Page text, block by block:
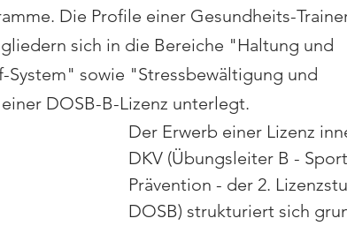
Die Profile einer Gesundheits-
sich in die Bereiche "Haltung und
System" sowie "Stressbewältigung und
DOSB-B-Lizenz unterlegt.
Der Erwerb einer Lizenz
DKV (Übungsleiter B -
Prävention - der 2.
DOSB) strukturiert sich